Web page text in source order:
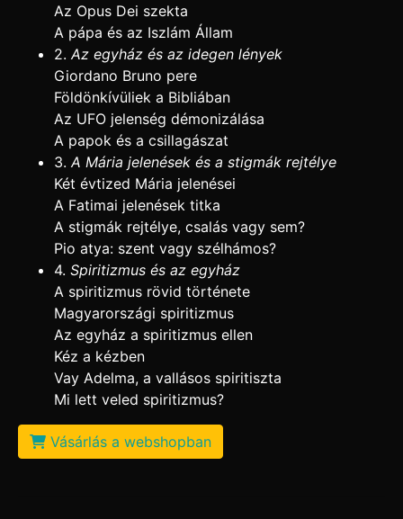
Az Opus Dei szekta
A pápa és az Iszlám Állam
2.Az egyház és az idegen lények
Giordano Bruno pere
Földönkívüliek a Bibliában
Az UFO jelenség démonizálása
A papok és a csillagászat
3.A Mária jelenések és a stigmák rejtélye
Két évtized Mária jelenései
A Fatimai jelenések titka
A stigmák rejtélye, csalás vagy sem?
Pio atya: szent vagy szélhámos?
4. Spiritizmus és az egyház
A spiritizmus rövid története
Magyarországi spiritizmus
Az egyház a spiritizmus ellen
Kéz a kézben
Vay Adelma, a vallásos spiritiszta
Mi lett veled spiritizmus?
Vásárlás a webshopban